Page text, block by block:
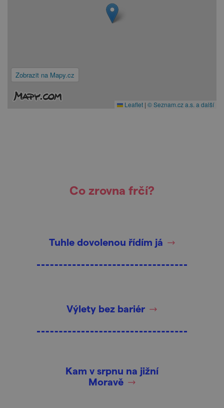
Zobrazit na Mapy.cz
Leaflet | © Seznam.cz a.s. a další
Co zrovna frčí?
Tuhle dovolenou řídím já
Výlety bez bariér
Kam v srpnu na jižní
Moravě